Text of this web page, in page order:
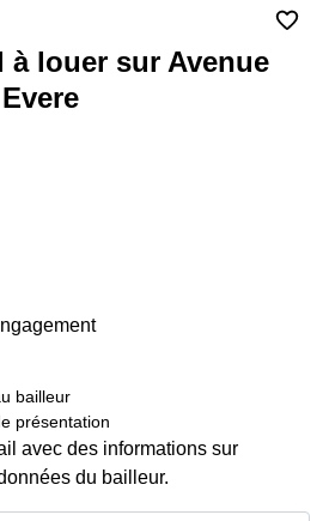
à louer sur Avenue
bailleur
présentation
avec des informations sur
du bailleur.